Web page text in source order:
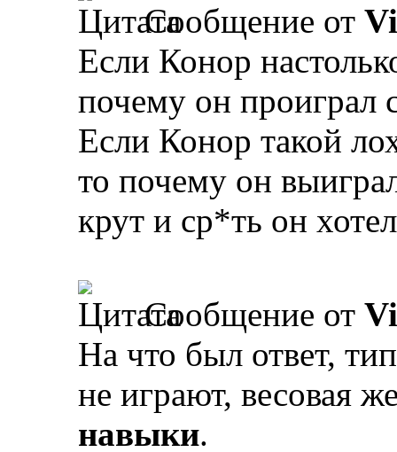
Сообщение от
Если Конор
почему он проиграл
Если Конор такой
то почему он
крут и ср*ть он
Сообщение от
На что был ответ,
не играют, весовая
навыки.